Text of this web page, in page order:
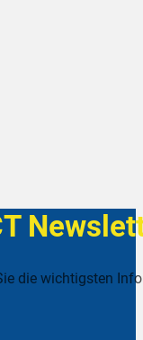
die wichtigsten